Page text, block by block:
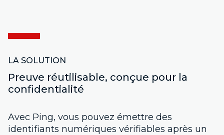
LA SOLUTION
Preuve réutilisable, conçue pour la
confidentialité
Avec Ping, vous pouvez émettre des
identifiants numériques vérifiables après un